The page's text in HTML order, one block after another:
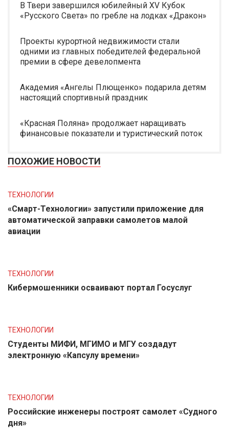
В Твери завершился юбилейный XV Кубок
«Русского Света» по гребле на лодках «Дракон»
Проекты курортной недвижимости стали
одними из главных победителей федеральной
премии в сфере девелопмента
Академия «Ангелы Плющенко» подарила детям
настоящий спортивный праздник
«Красная Поляна» продолжает наращивать
финансовые показатели и туристический поток
ПОХОЖИЕ НОВОСТИ
ТЕХНОЛОГИИ
«Смарт-Технологии» запустили приложение для
автоматической заправки самолетов малой
авиации
ТЕХНОЛОГИИ
Кибермошенники осваивают портал Госуслуг
ТЕХНОЛОГИИ
Студенты МИФИ, МГИМО и МГУ создадут
электронную «Капсулу времени»
ТЕХНОЛОГИИ
Российские инженеры построят самолет «Судного
дня»